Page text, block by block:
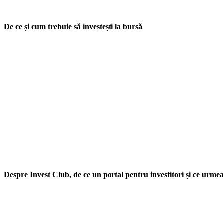
De ce și cum trebuie să investești la bursă
Despre Invest Club, de ce un portal pentru investitori și ce